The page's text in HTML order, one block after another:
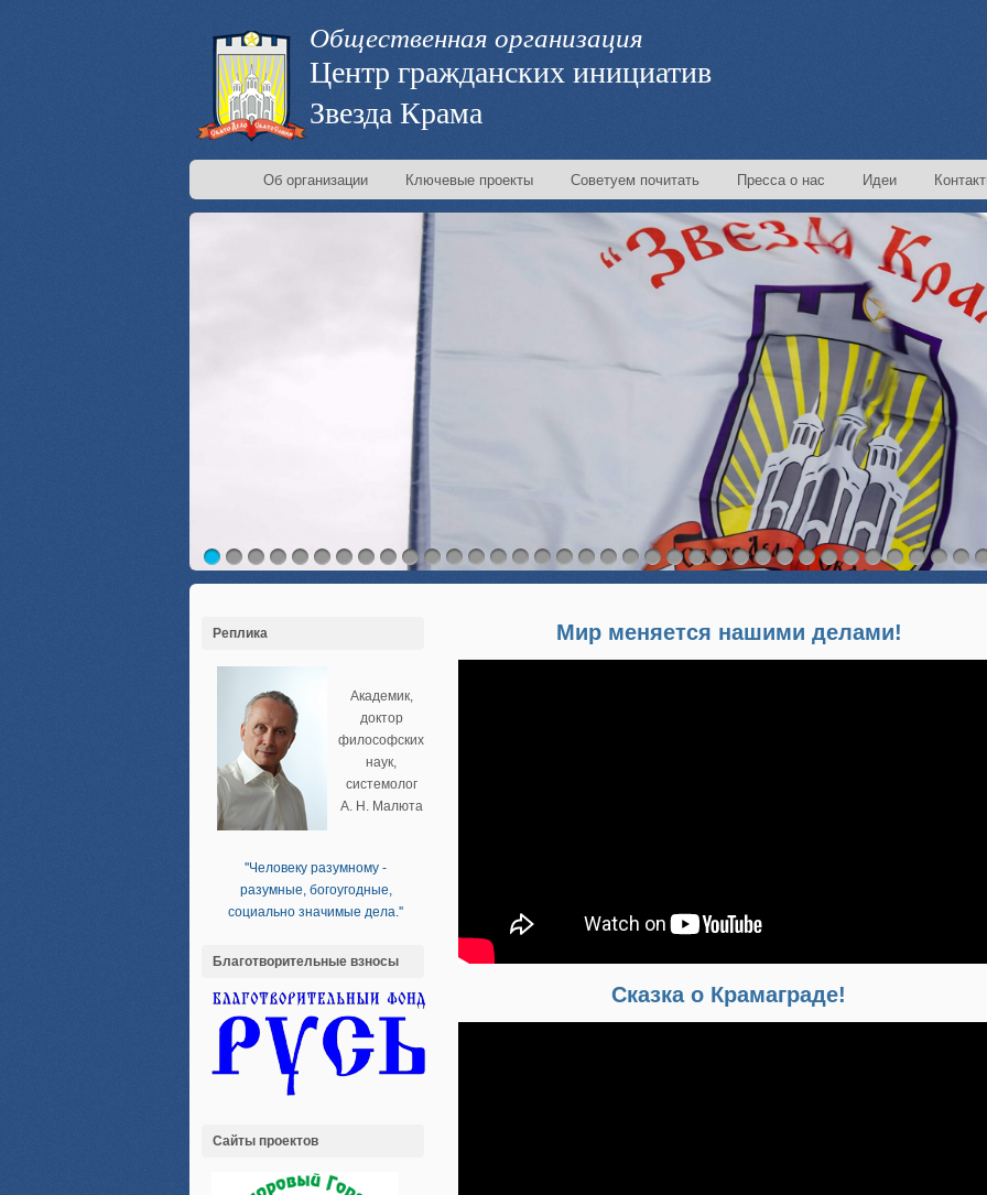
Общественная организация
Центр гражданских инициатив
Звезда Крама
Об организации Ключевые проекты Советуем почитать Пресса о нас Идеи
Реплика
Академик,
доктор
философских
наук,
системолог
А. Н. Малюта
''Человеку разумному -
разумные, богоугодные,
социально значимые дела.''
Благотворительные взносы
Сайты проектов
Мир меняется нашими делами!
Сказка о Крамаграде!